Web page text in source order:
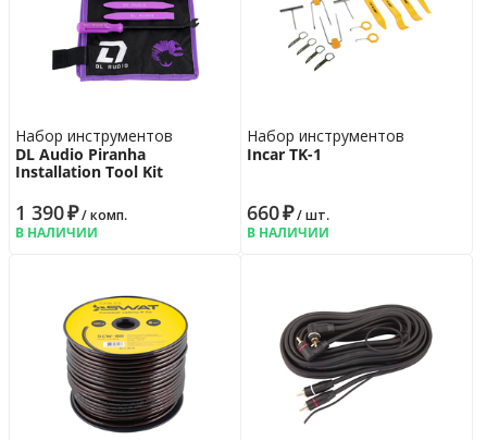
Набор инструментов
DL Audio Piranha
Installation Tool Kit
1 390₽/ комп.
В НАЛИЧИИ
Набор инструментов
Incar TK-1
660₽/ шт.
В НАЛИЧИИ